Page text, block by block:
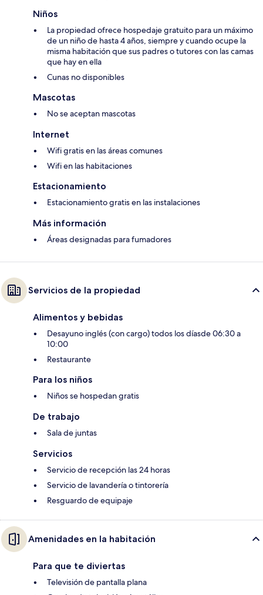
Niños
La propiedad ofrece hospedaje gratuito para un máximo
de un niño de hasta 4 años, siempre y cuando ocupe la
misma habitación que sus padres o tutores con las camas
que hay en ella
Cunas no disponibles
Mascotas
No se aceptan mascotas
Internet
Wifi gratis en las áreas comunes
Wifi en las habitaciones
Estacionamiento
Estacionamiento gratis en las instalaciones
Más información
Áreas designadas para fumadores
Servicios de la propiedad
Alimentos y bebidas
Desayuno inglés (con cargo) todos los díasde 06:30 a
10:00
Restaurante
Para los niños
Niños se hospedan gratis
De trabajo
Sala de juntas
Servicios
Servicio de recepción las 24 horas
Servicio de lavandería o tintorería
Resguardo de equipaje
Amenidades en la habitación
Para que te diviertas
Televisión de pantalla plana